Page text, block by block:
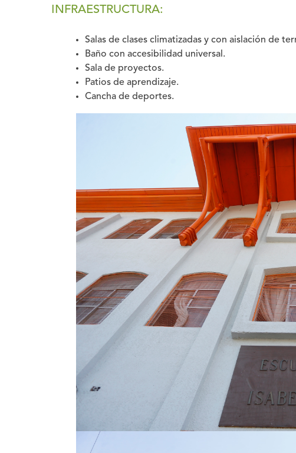
INFRAESTRUCTURA:
Salas de clases climatizadas y con aislación de
Baño con accesibilidad universal.
Sala de proyectos.
Patios de aprendizaje.
Cancha de deportes.